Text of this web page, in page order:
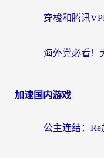
加速国内游戏